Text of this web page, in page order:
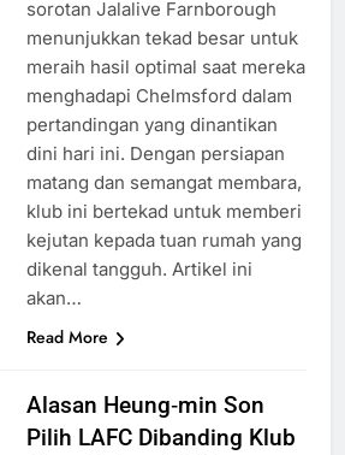
sorotan Jalalive Farnborough
menunjukkan tekad besar untuk
meraih hasil optimal saat mereka
menghadapi Chelmsford dalam
pertandingan yang dinantikan
dini hari ini. Dengan persiapan
matang dan semangat membara,
klub ini bertekad untuk memberi
kejutan kepada tuan rumah yang
dikenal tangguh. Artikel ini
akan…
Read More
Alasan Heung‑min Son
Pilih LAFC Dibanding Klub